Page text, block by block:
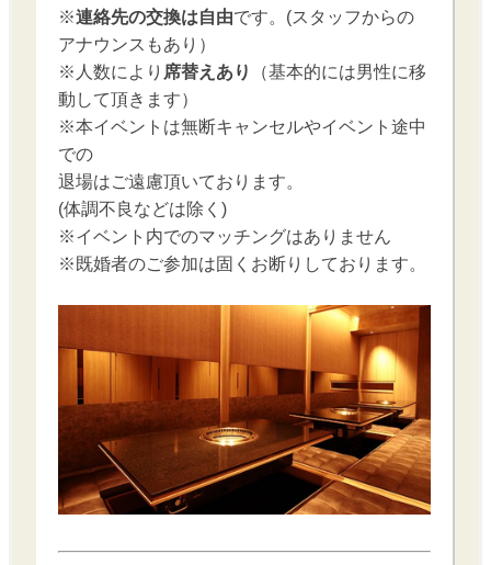
※連絡先の交換は自由です。(スタッフからの
アナウンスもあり）
※人数により 席替えあり
（基本的には男性に移
動して頂きます）
※本イベントは無断キャンセルやイベント途中
での
退場はご遠慮頂いております。
(体調不良などは除く)
※イベント内でのマッチングはありません
※既婚者のご参加は固くお断りしております。